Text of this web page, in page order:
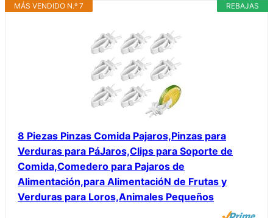
REBAJAS
MÁS VENDIDO N.º 7
8 Piezas Pinzas Comida Pajaros,Pinzas para
Verduras para PáJaros,Clips para Soporte de
Comida,Comedero para Pajaros de
Alimentación,para AlimentacióN de Frutas y
Verduras para Loros,Animales Pequeños